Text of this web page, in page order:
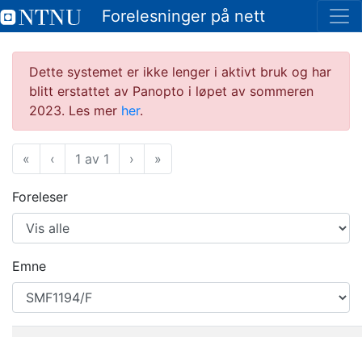
Forelesninger på nett
Dette systemet er ikke lenger i aktivt bruk og har
blitt erstattet av Panopto i løpet av sommeren
2023. Les mer her.
« Første
‹ Forrige
1 av 1 › Neste
»
Foreleser
Emne